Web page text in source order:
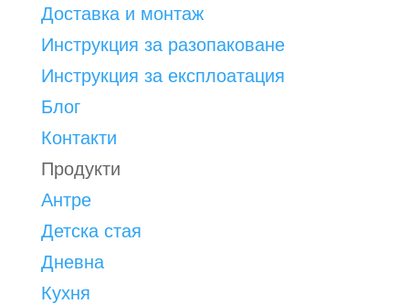
Доставка и монтаж
Инструкция за разопаковане
Инструкция за експлоатация
Блог
Контакти
Продукти
Антре
Детска стая
Дневна
Кухня